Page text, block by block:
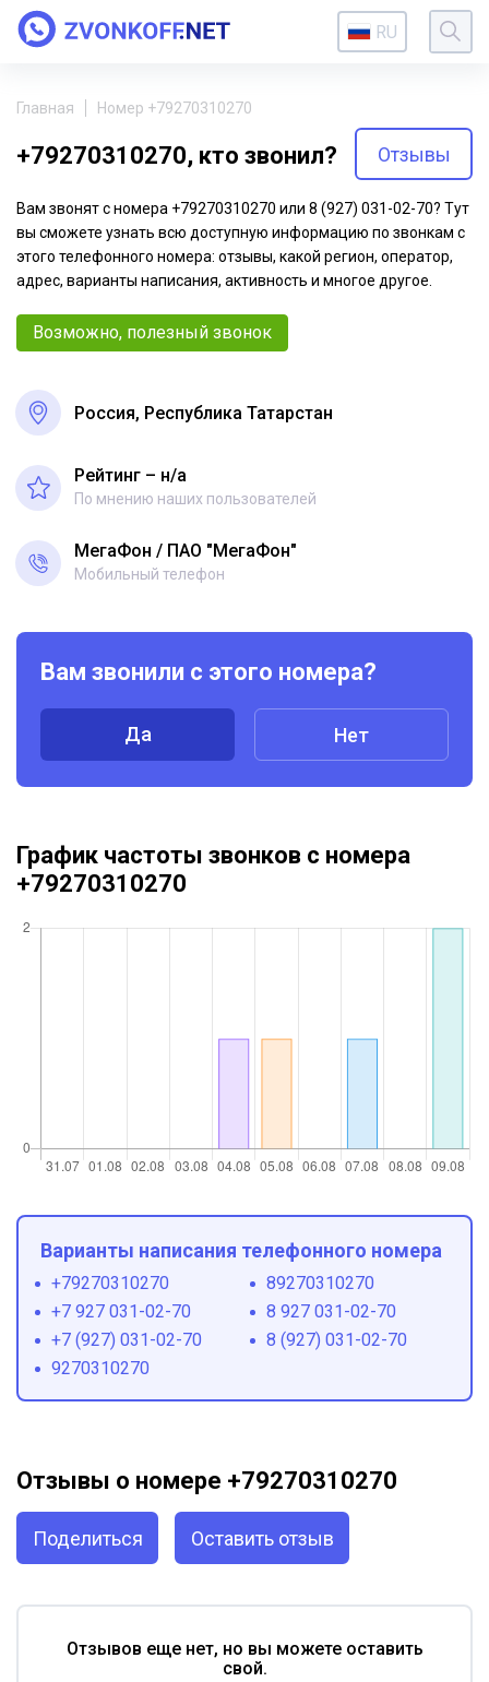
RU
Главная Номер +79270310270
+79270310270, кто звонил? Отзывы
Вам звонят с номера +79270310270 или 8 (927) 031-02-70? Тут
вы сможете узнать всю доступную информацию по звонкам с
этого телефонного номера: отзывы, какой регион, оператор,
адрес, варианты написания, активность и многое другое.
Возможно, полезный звонок
Россия, Республика Татарстан
Рейтинг – н/a
По мнению наших пользователей
МегаФон ПАО "МегаФон"
Мобильный телефон
Вам звонили с этого номера?
Да Нет
График частоты звонков с номера
+79270310270
Варианты написания телефонного номера
+79270310270
89270310270
+7 927 031-02-70
8 927 031-02-70
+7 (927) 031-02-70
8 (927) 031-02-70
9270310270
Отзывы о номере +79270310270
Поделиться Оставить отзыв
Отзывов еще нет, но вы можете оставить
свой.